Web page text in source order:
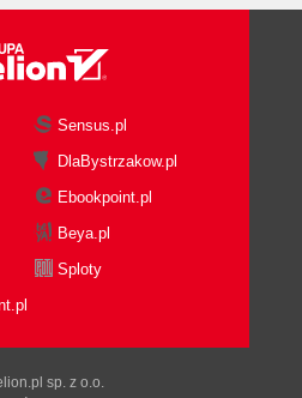
Sensus.pl
DlaBystrzakow.pl
Ebookpoint.pl
Beya.pl
Sploty
sp. z o.o.